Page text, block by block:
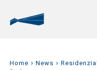
Home › News ›